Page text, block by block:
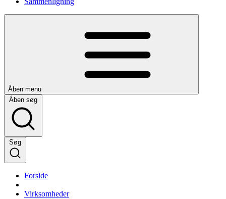
Åben menu
Åben søg
Søg
Forside
Virksomheder